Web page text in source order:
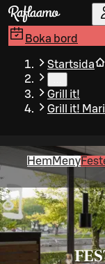
Gå till
Boka bord
Startsida
Grill it!
Grill it!
Hem Meny